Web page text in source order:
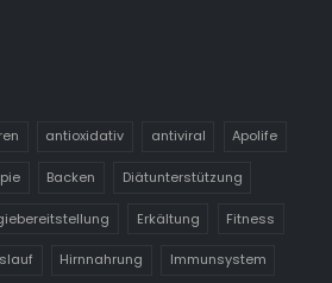
antioxidativ antiviral Apolife
Backen Diätunterstützung
Erkältung Fitness
Hirnnahrung Immunsystem